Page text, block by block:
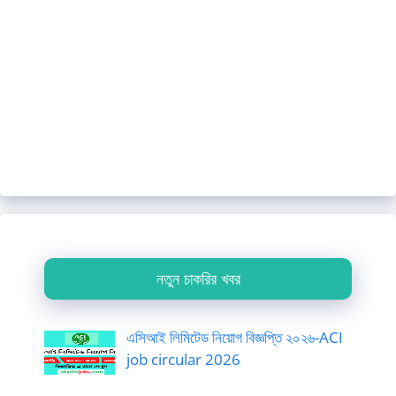
নতুন চাকরির খবর
এসিআই লিমিটেড নিয়োগ বিজ্ঞপ্তি ২০২৬-ACI
job circular 2026